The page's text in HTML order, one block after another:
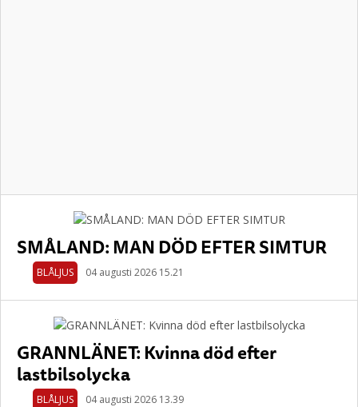
SMÅLAND: MAN DÖD EFTER SIMTUR
BLÅLJUS 04 augusti 2026 15.21
GRANNLÄNET: Kvinna död efter
lastbilsolycka
BLÅLJUS 04 augusti 2026 13.39